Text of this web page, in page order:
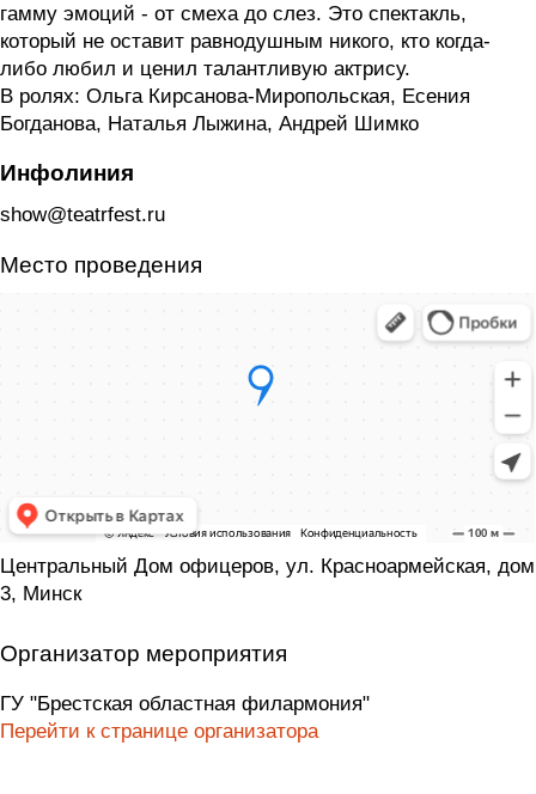
гамму эмоций - от смеха до слез. Это спектакль,
который не оставит равнодушным никого, кто когда-
либо любил и ценил талантливую актрису.
В ролях: Ольга Кирсанова-Миропольская, Есения
Богданова, Наталья Лыжина, Андрей Шимко
Инфолиния
show@teatrfest.ru
Место проведения
Центральный Дом офицеров, ул. Красноармейская, дом
3, Минск
Организатор мероприятия
ГУ "Брестская областная филармония"
Перейти к странице организатора